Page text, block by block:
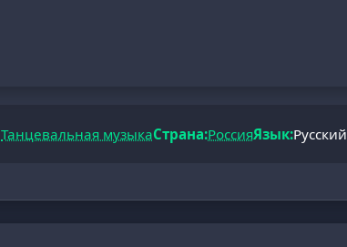
Танцевальная музыкаСтрана:РоссияЯзык:Русский